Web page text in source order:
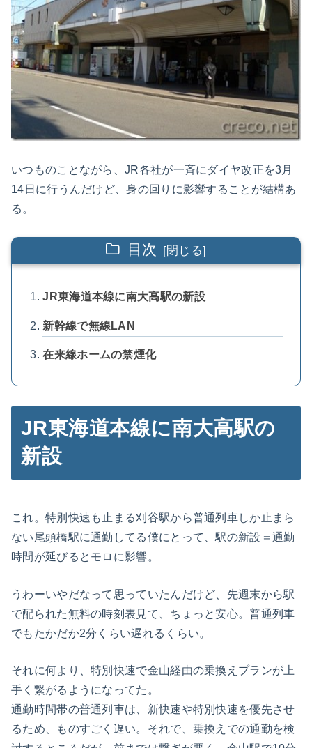
いつものことながら、JR各社が一斉にダイヤ改正を3月
14日に行うんだけど、身の回りに影響することが結構あ
る。
目次
JR東海道本線に南大高駅の新設
新幹線で無線LAN
在来線ホームの禁煙化
JR東海道本線に南大高駅の
新設
これ。特別快速も止まる刈谷駅から普通列車しか止まら
ない尾頭橋駅に通勤してる僕にとって、駅の新設＝通勤
時間が延びるとモロに影響。
うわーいやだなって思っていたんだけど、先週末から駅
で配られた無料の時刻表見て、ちょっと安心。普通列車
でもたかだか2分くらい遅れるくらい。
それに何より、特別快速で金山経由の乗換えプランが上
手く繋がるようになってた。
通勤時間帯の普通列車は、新快速や特別快速を優先させ
るため、ものすごく遅い。それで、乗換えでの通勤を検